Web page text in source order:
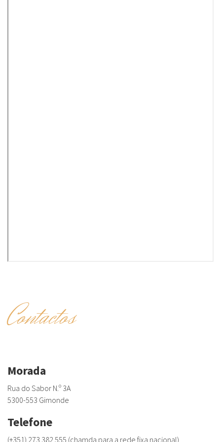
Contactos
Morada
Rua do Sabor N.º 3A
5300-553 Gimonde
Telefone
(+351) 273 382 555 (chamda para a rede fixa nacional)